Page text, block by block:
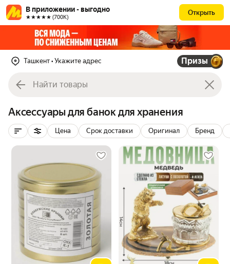
В приложении - выгодно
★★★★★ (700К)
Открыть
Ташкент • Укажите адрес Призы
Аксессуары для банок для хранения
Цена Срок доставки Оригинал Бренд